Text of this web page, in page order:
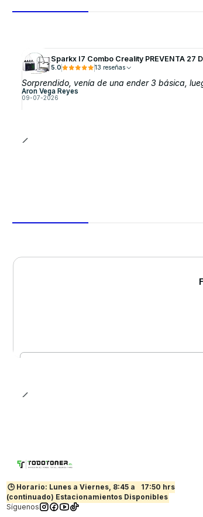
Sparkx I7 Combo Creality PREVENTA 27
5.0 13 reseñas
Sorprendido, venía de una ender 3 básica,
Aron Vega Reyes
09-07-2026
🕒 Horario: Lunes a Viernes, 8:45 a
17:50 hrs
(continuado) Estacionamientos Disponibles
Síguenos